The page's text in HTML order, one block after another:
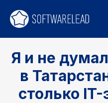
Я и не
в
столько